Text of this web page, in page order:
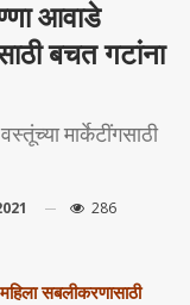
आवाडे
बचत गटांना
मार्केटींगसाठी
286
महिला सबलीकरणासाठी